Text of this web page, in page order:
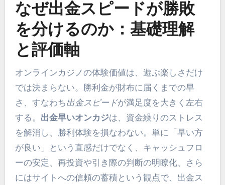
なぜ出金スピードが勝敗
を分けるのか：基礎理解
と評価軸
オンラインカジノの体験価値は、遊ぶ楽しさだけ
では決まらない。勝利金が財布に届くまでの早
さ、すなわち出金スピードが満足度を大きく左右
する。 出金早いオンカジは、資金繰りのストレス
を解消し、勝利体験を損なわない。単に「早い方
が良い」という直感だけでなく、キャッシュフロ
ーの安定、再投資や引き際の判断の明瞭化、さら
にはサイトへの信頼の蓄積という観点で、出金ス